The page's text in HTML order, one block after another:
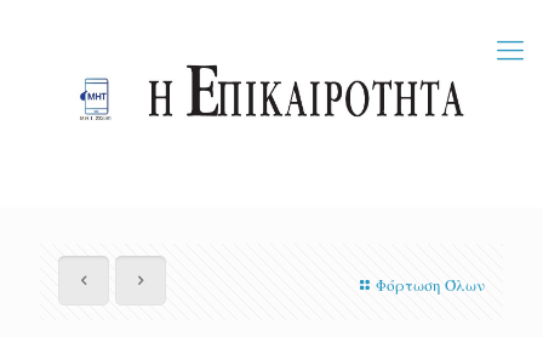
Φόρτωση Όλων